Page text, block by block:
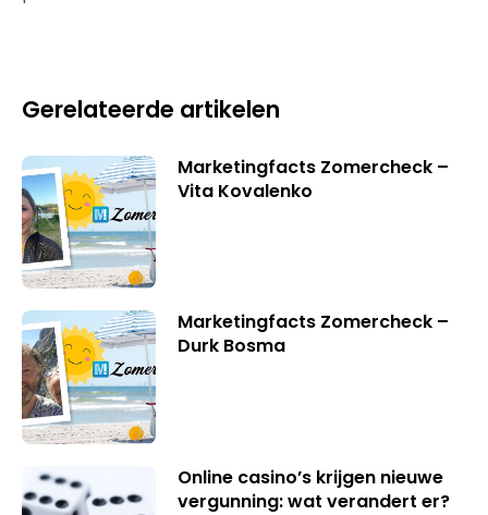
Gerelateerde artikelen
Marketingfacts Zomercheck –
Vita Kovalenko
Marketingfacts Zomercheck –
Durk Bosma
Online casino’s krijgen nieuwe
vergunning: wat verandert er?